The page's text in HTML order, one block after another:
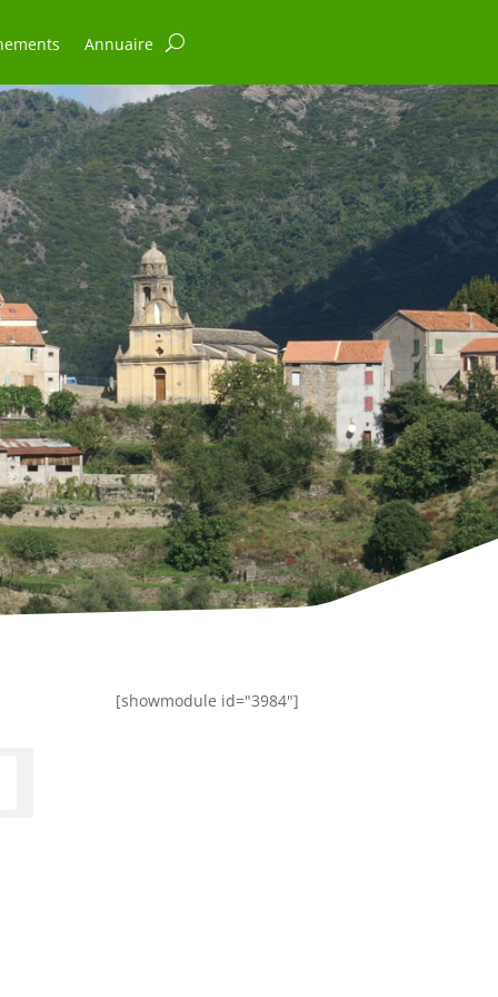
Annuaire
[showmodule id="3984"]